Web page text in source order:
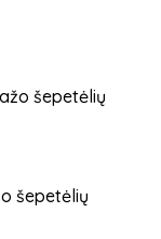
šepetėlių